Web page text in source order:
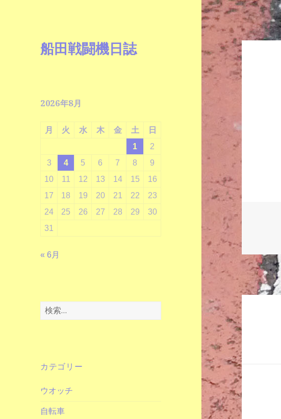
船田戦闘機日誌
2026年8月
月 火 水 木 金 土
日
1
2
3
4 5 6 7 8
9
10
11 12 13 14 15
16
17
18 19 20 21 22
23
24
25 26 27 28 29
30
31
« 6月
検
索:
カテゴリー
ウオッチ
自転車
投
稿
ナ
ビ
ゲ
ー
シ
ョ